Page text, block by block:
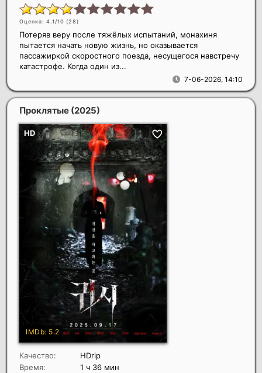
Оценка: 4.1/10 (28)
7-06-2026, 14:10
Потеряв веру после тяжёлых испытаний, монахиня
пытается начать новую жизнь, но оказывается
пассажиркой скоростного поезда, несущегося навстречу
катастрофе. Когда один из...
Проклятые (2025)
Качество:
HDrip
Время:
1 ч 36 мин